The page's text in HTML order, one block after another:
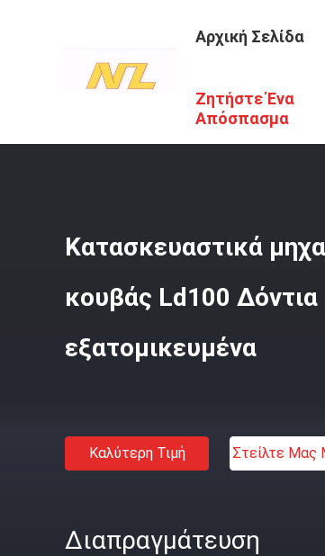
Αρχική Σελίδα
Ζητήστε Ένα
Απόσπασμα
Προϊόντα / Σφυρήλατα
Κατασκευαστικά
κουβάς Ld100
εξατομικευμένα
Καλύτερη Τιμή Στείλτε Μας
Διαπραγμάτευση